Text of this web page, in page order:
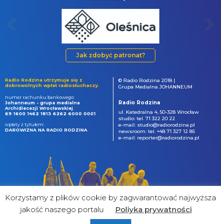
Jak zdobyć patronat?
Radio Rodzina utrzymuje się z
dobrowolnych wpłat radiosłuchaczy.
numer rachunku bankowego:
Johanneum - grupa medialna
Archidiecezji Wrocławskiej
69 1600 1462 1813 6262 6000 0001
wpłaty z tytułem:
DAROWIZNA NA RADIO RODZINA
© Radio Rodzina 2018 |
Grupa Medialna JOHANNEUM
Radio Rodzina
ul. Katedralna 4, 50-328 Wrocław
studio: tel. 71 322 20 22
e-mail: studio@radiorodzina.pl
newsroom: tel. +48 71 327 12 85
e-mail: reporter@radiorodzina.pl
Korzystamy z plików cookie by zagwarantować najwyższa
jakość naszego portalu
Poliyka prywatności